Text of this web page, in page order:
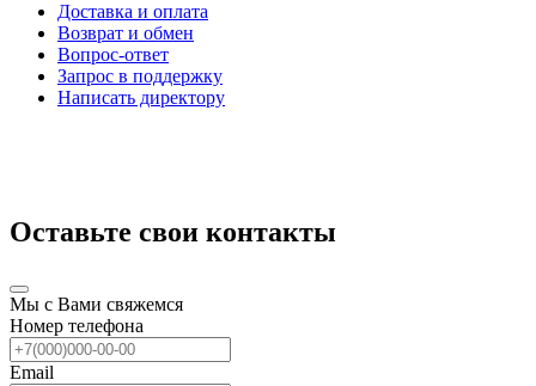
Доставка и оплата
Возврат и обмен
Вопрос-ответ
Запрос в поддержку
Написать директору
Оставьте свои контакты
Мы с Вами свяжемся
Номер телефона
Email